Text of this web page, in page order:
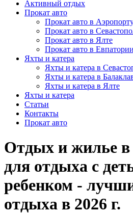
Активный отдых
Прокат авто
Прокат авто в
Прокат авто в
Прокат авто в Ялте
Прокат авто в Евпатории
Яхты и катера
Яхты и катера в
Яхты и катера в
Яхты и катера в Ялте
Яхты и катера
Статьи
Контакты
Прокат авто
Отдых и жилье
для отдыха с
ребенком -
отдыха в 2026 г.